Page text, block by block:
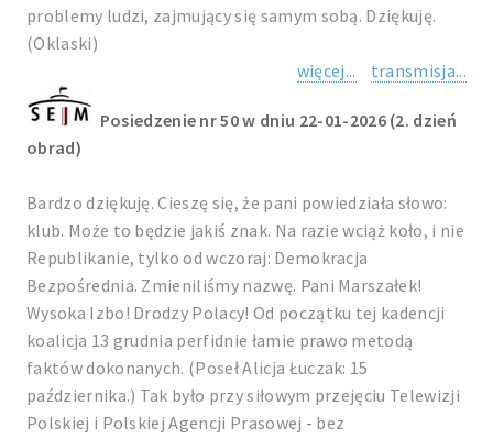
problemy ludzi, zajmujący się samym sobą. Dziękuję.
(Oklaski)
więcej...
transmisja...
Posiedzenie nr 50 w dniu 22-01-2026 (2. dzień
obrad)
Bardzo dziękuję. Cieszę się, że pani powiedziała słowo:
klub. Może to będzie jakiś znak. Na razie wciąż koło, i nie
Republikanie, tylko od wczoraj: Demokracja
Bezpośrednia. Zmieniliśmy nazwę. Pani Marszałek!
Wysoka Izbo! Drodzy Polacy! Od początku tej kadencji
koalicja 13 grudnia perfidnie łamie prawo metodą
faktów dokonanych. (Poseł Alicja Łuczak: 15
października.) Tak było przy siłowym przejęciu Telewizji
Polskiej i Polskiej Agencji Prasowej - bez